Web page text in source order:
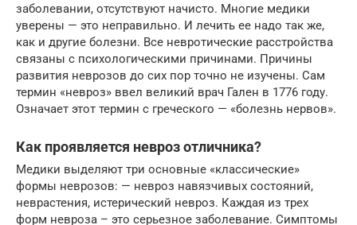
заболевании, отсутствуют начисто. Многие медики
уверены — это неправильно. И лечить ее надо так же,
как и другие болезни. Все невротические расстройства
связаны с психологическими причинами. Причины
развития неврозов до сих пор точно не изучены. Сам
термин «невроз» ввел великий врач Гален в 1776 году.
Означает этот термин с греческого — «болезнь нервов».
Как проявляется невроз отличника?
Медики выделяют три основные «классические»
формы неврозов: — невроз навязчивых состояний,
неврастения, истерический невроз. Каждая из трех
форм невроза – это серьезное заболевание. Симптомы